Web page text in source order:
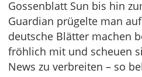
Gossenblatt Sun bis hin
Guardian prügelte man
deutsche Blätter machen
fröhlich mit und scheuen
News zu verbreiten – so